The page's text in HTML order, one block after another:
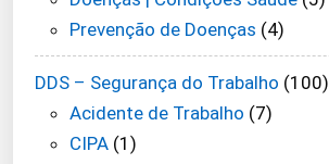
Prevenção de Doenças (4)
DDS – Segurança do Trabalho (100)
Acidente de Trabalho (7)
CIPA (1)